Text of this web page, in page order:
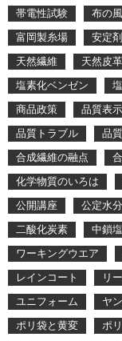
帯電性試験
布の
富岡製糸場
安定剤
天然繊維
天然皮革
塩素化ベンゼン
商品政策
品質表示
品質トラブル
品
合成繊維の融点
化学物質のいろは
公開講座
公定水
二酸化炭素
中鎖
ワーキングウエア
レインコート
リ
ユニフォーム
ヤ
ポリ袋と黄変
ポ